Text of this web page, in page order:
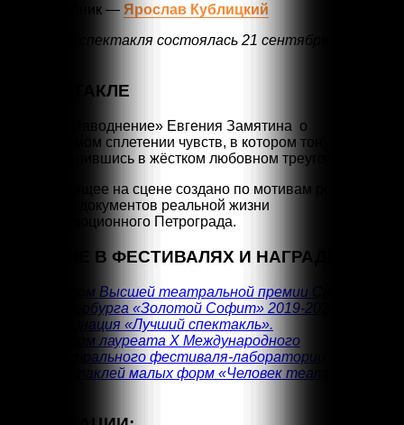
Беспризорник — Ярослав Кублицкий
Премьера спектакля состоялась 21 сентября 2019
О СПЕКТАКЛЕ
Рассказ «Наводнение» Евгения Замятина о
невыносимом сплетении чувств, в котором тонут все
герои, сцепившись в жёстком любовном треугольнике.
Происходящее на сцене создано по мотивам реальных
событий и документов реальной жизни
постреволюционного Петрограда.
УЧАСТИЕ В ФЕСТИВАЛЯХ И НАГРАДЫ:
Диплом Высшей театральной премии Санкт-
Петербурга «Золотой Софит» 2019-2020 гг.
Номинация «Лучший спектакль».
Диплом лауреата Х Международного
театрального фестиваля-лаборатории
спектаклей малых форм «Человек театра» 2023